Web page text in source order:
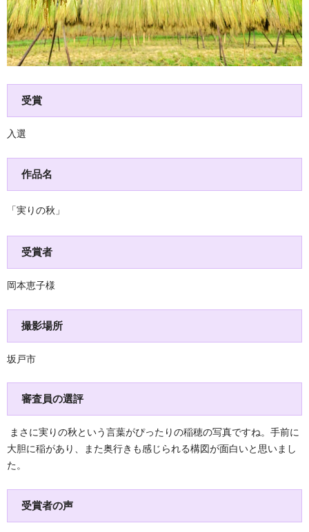
受賞
入選
作品名
「実りの秋」
受賞者
岡本恵子様
撮影場所
坂戸市
審査員の選評
まさに実りの秋という言葉がぴったりの稲穂の写真ですね。手前に
大胆に稲があり、また奥行きも感じられる構図が面白いと思いまし
た。
受賞者の声